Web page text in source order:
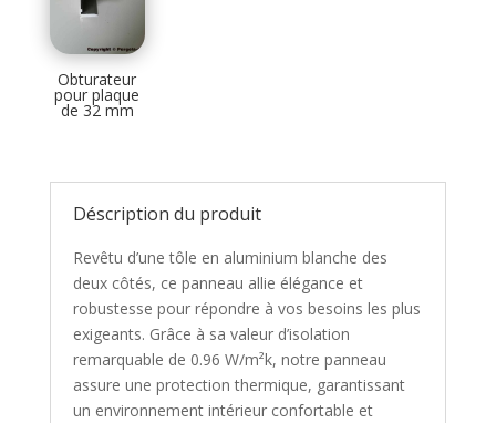
Obturateur
pour plaque
de 32 mm
Déscription du produit
Revêtu d’une tôle en aluminium blanche des
deux côtés, ce panneau allie élégance et
robustesse pour répondre à vos besoins les plus
exigeants. Grâce à sa valeur d’isolation
remarquable de 0.96 W/m²k, notre panneau
assure une protection thermique, garantissant
un environnement intérieur confortable et